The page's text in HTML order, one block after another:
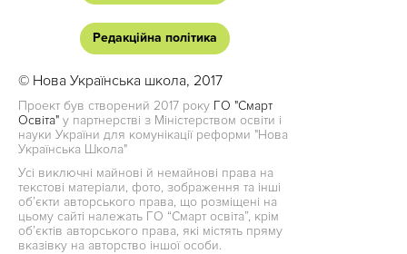
Редакційна політика
© Нова Українська школа, 2017
Проект був створений 2017 року ГО "Смарт
Освіта" у партнерстві з Міністерством освіти і
науки України для комунікації реформи "Нова
Українська Школа"
Усі виключні майнові й немайнові права на
текстові матеріали, фото, зображення та інші
об’єкти авторського права, що розміщені на
цьому сайті належать ГО “Смарт освіта”, крім
об’єктів авторського права, які містять пряму
вказівку на авторство іншої особи.